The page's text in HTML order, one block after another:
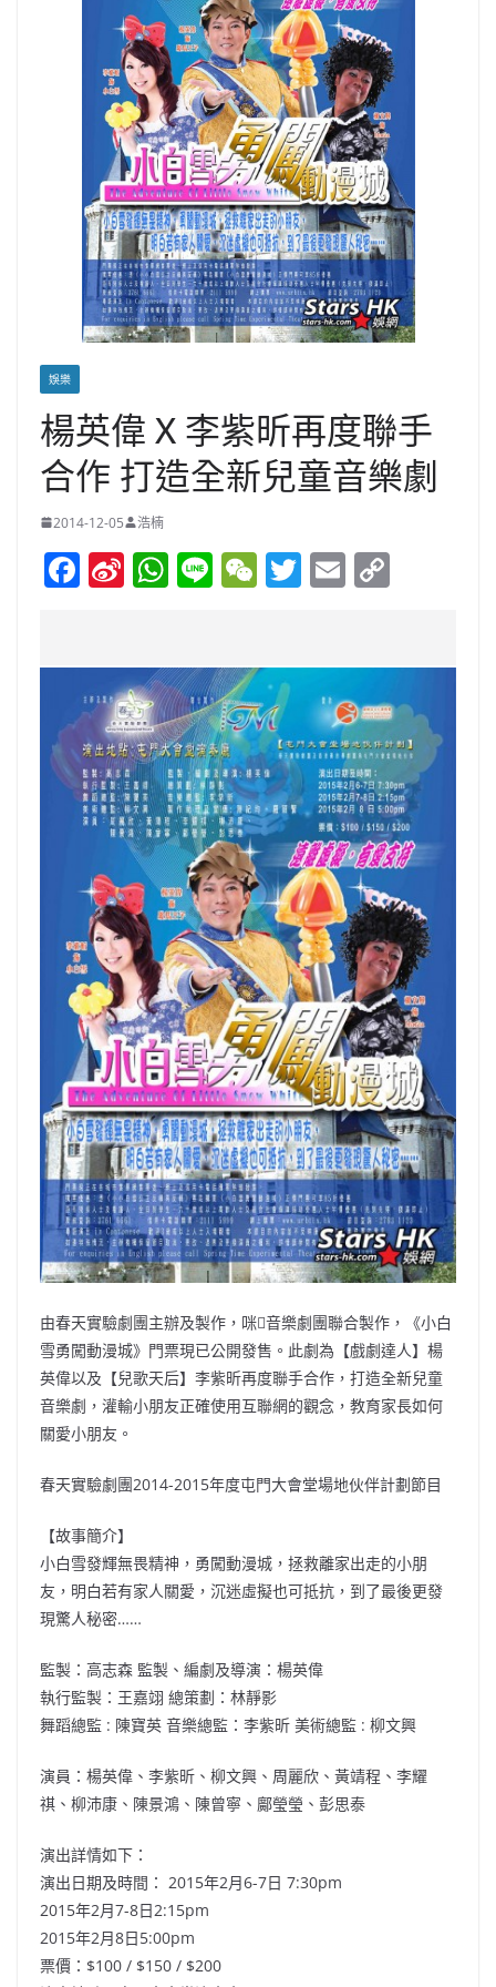
娛樂
楊英偉 X 李紫昕再度聯手
合作 打造全新兒童音樂劇
2014-12-05 浩楠
F
e
b
o
o
k
Si
W
ei
b
o
W
s
A
p
p
Li W
h
at
T
er
E
l y
Li
n
k
由春天實驗劇團主辦及製作，咪音樂劇團聯合製作，《小白
雪勇闖動漫城》門票現已公開發售。此劇為【戲劇達人】楊
英偉以及【兒歌天后】李紫昕再度聯手合作，打造全新兒童
音樂劇，灌輸小朋友正確使用互聯網的觀念，教育家長如何
關愛小朋友。
春天實驗劇團2014-2015年度屯門大會堂場地伙伴計劃節目
【故事簡介】
小白雪發輝無畏精神，勇闖動漫城，拯救離家出走的小朋
友，明白若有家人關愛，沉迷虛擬也可抵抗，到了最後更發
現驚人秘密……
監製：高志森 監製、編劇及導演：楊英偉
執行監製：王嘉翊 總策劃：林靜影
舞蹈總監 : 陳寶英 音樂總監：李紫昕 美術總監 : 柳文興
演員：楊英偉、李紫昕、柳文興、周麗欣、黃靖程、李耀
祺、柳沛康、陳景鴻、陳曾寧、鄺瑩瑩、彭思泰
演出詳情如下：
演出日期及時間： 2015年2月6-7日 7:30pm
2015年2月7-8日2:15pm
2015年2月8日5:00pm
票價：$100 / $150 / $200